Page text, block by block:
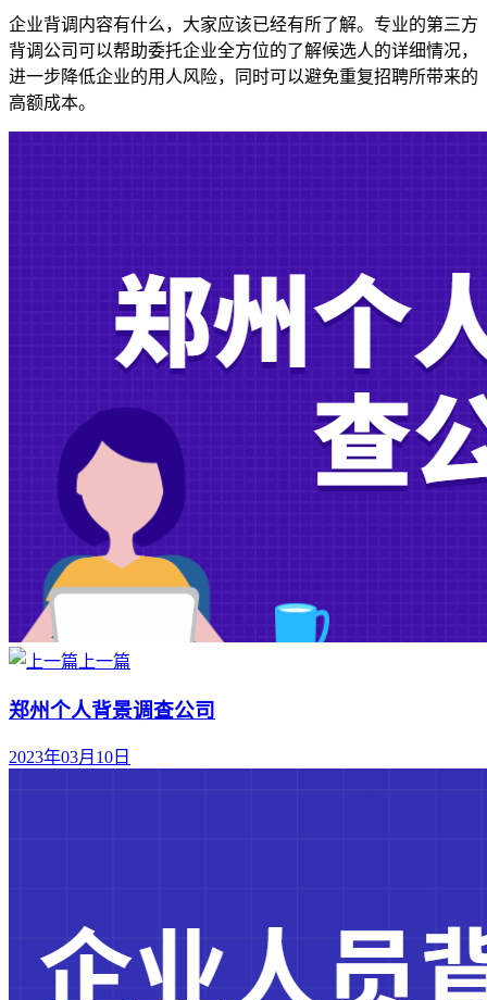
企业背调内容有什么，大家应该已经有所了解。专业的第三方
背调公司可以帮助委托企业全方位的了解候选人的详细情况，
进一步降低企业的用人风险，同时可以避免重复招聘所带来的
高额成本。
上一篇
郑州个人背景调查公司
2023年03月10日